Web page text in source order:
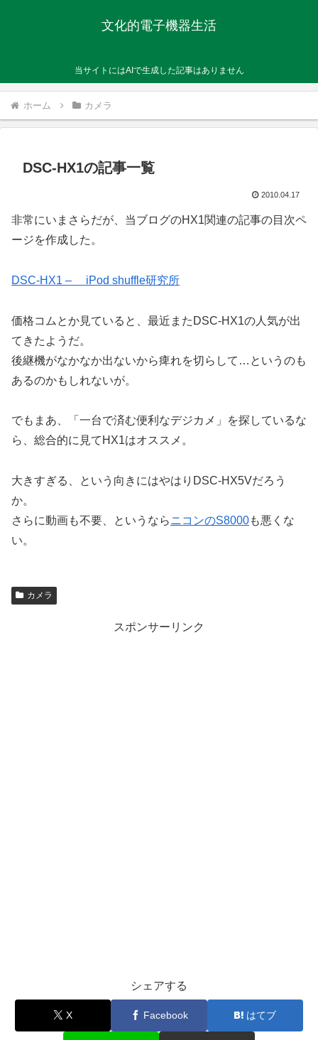
文化的電子機器生活
当サイトにはAIで生成した記事はありません
ホーム カメラ
DSC-HX1の記事一覧
2010.04.17
非常にいまさらだが、当ブログのHX1関連の記事の目次ペ
ージを作成した。
DSC-HX1 – iPod shuffle研究所
価格コムとか見ていると、最近またDSC-HX1の人気が出
てきたようだ。
後継機がなかなか出ないから痺れを切らして…というのも
あるのかもしれないが。
でもまあ、「一台で済む便利なデジカメ」を探しているな
ら、総合的に見てHX1はオススメ。
大きすぎる、という向きにはやはりDSC-HX5Vだろう
か。
さらに動画も不要、というならニコンのS8000も悪くな
い。
カメラ
スポンサーリンク
シェアする
X Facebook はてブ